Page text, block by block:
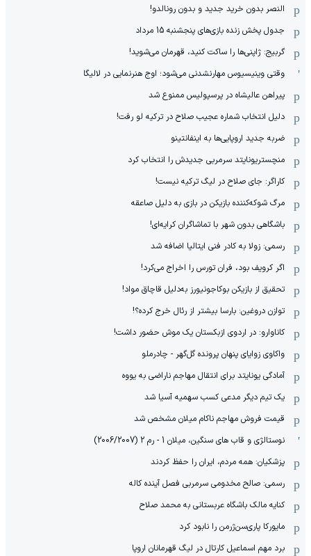
النصر بدون خرید جدید و بدون رونالدو!
جدول پخش زنده بازی‌های پنجشنبه 15 مرداد
گربیج: ژاپنی‌ها را ساکت کنید، قهرمان می‌شوید!
وقتی وینیسیوس مهارنشدنی می‌شود؛ اوج هنرنمایی در لالیگا
پیراهن عالیشاه در پرسپولیس ممنوع شد
دلیل انتخاب شماره عجیب صلاح در ترکیه لو رفت!
ضربه جدید اروپایی‌ها به اینفانتینو
منچستریونایتد سرمربی جدیدش را انتخاب کرد
کاراگر: جای صلاح در لیگ ترکیه نیست!
مرگ شوکه‌کننده بازیکن در بازی به دلیل صاعقه
باشگاهی بدون شهر با تماشاگران کرایه‌ای!
رسمی: زولا به کادر فنی ایتالیا اضافه شد
اگر کرویف بود، فران تورس را اخراج می‌کرد!
تحقیق از بازیکن بوکاجونیورز به‌دلیل قاچاق مواد!
توازن دروغین: بارسا بیشتر از رئال خرج کرده؟!
کاناوارو: در اردوی ازبکستان یک موش حضور داشت!
واکاوی زوایای پنهان پرونده گل‌گهر - چادرملو
آمادگی یونایتد برای انتقال مهاجم ناراضی به یووه
یک تیم دیگر مدعی کسب سهمیه آسیا شد
قیمت فروش مهاجم ناکام میلان مشخص شد
نوستالژی و قاب های سنگین، میلان 1 - رم 2 (2006/2007)
پزشکیان: همه مردم، ایران را حفظ کردند
رسمی: صالح مخدومی سرمربی فصل آینده کاله
کنایه مالک باشگاه عربستانی به محمد صلاح
مایورکا پاری‌سن‌ژرمن را نابود کرد
برد مهم اسماعیل کارتال در لیگ قهرمانان اروپا